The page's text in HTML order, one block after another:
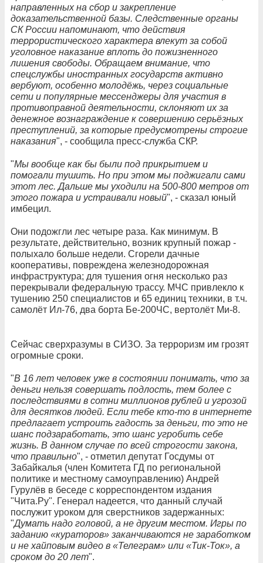
направленных на сбор и закрепление
доказательственной базы. Следственные органы
СК России напоминают, что действия
террористического характера влекут за собой
уголовное наказание вплоть до пожизненного
лишения свободы. Обращаем внимание, что
спецслужбы иностранных государств активно
вербуют, особенно молодёжь, через социальные
сети и популярные мессенджеры для участия в
противоправной деятельности, склоняют их за
денежное вознаграждение к совершению серьёзных
преступлений, за которые предусмотрены строгие
наказания", - сообщила пресс-служба СКР.
"Мы вообще как бы были под прикрытием и
помогали тушить. Но при этом мы поджигали сами
этот лес. Дальше мы уходили на 500-800 метров от
этого пожара и устраивали новый", - сказал юный
имбецил.
Они подожгли лес четыре раза. Как минимум. В
результате, действительно, возник крупный пожар -
полыхало больше недели. Сгорели дачные
кооперативы, повреждена железнодорожная
инфраструктура; для тушения огня несколько раз
перекрывали федеральную трассу. МЧС привлекло к
тушению 250 специалистов и 65 единиц техники, в т.ч.
самолёт Ил-76, два борта Бе-200ЧС, вертолёт Ми-8.
Сейчас сверхразумы в СИЗО. За терроризм им грозят
огромные сроки.
"В 16 лет человек уже в состоянии понимать, что за
деньги нельзя совершать подлость, тем более с
последствиями в сотни миллионов рублей и угрозой
для десятков людей. Если тебе кто-то в интернете
предлагает устроить гадость за деньги, то это не
шанс подзаработать, это шанс угробить себе
жизнь. В данном случае по всей строгости закона,
что правильно", - отметил депутат Госдумы от
Забайкалья (член Комитета ГД по региональной
политике и местному самоуправлению) Андрей
Гурулёв в беседе с корреспондентом издания
"Чита.Ру". Генерал надеется, что данный случай
послужит уроком для сверстников задержанных:
"Думать надо головой, а не другим местом. Игры по
заданию «кураторов» заканчиваются не заработком
и не хайповым видео в «Телеграм» или «Тик-Ток», а
сроком до 20 лет".